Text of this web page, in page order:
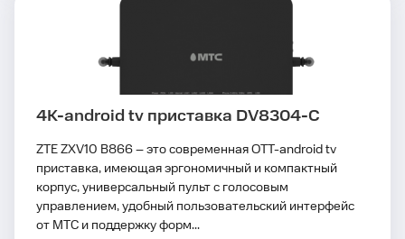
4K-android tv приставка DV8304-C
ZTE ZXV10 B866 – это современная OTT-android tv
приставка, имеющая эргономичный и компактный
корпус, универсальный пульт с голосовым
управлением, удобный пользовательский интерфейс
от МТС и поддержку форм...